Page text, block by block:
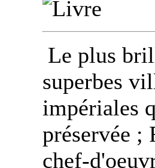
Le plus
superbes
impériales
préservée ;
chef-